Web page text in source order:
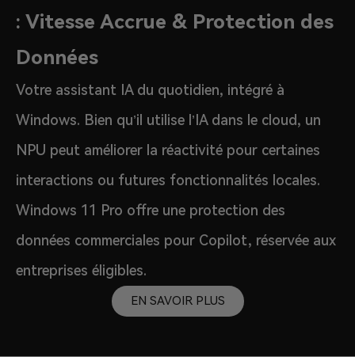
: Vitesse Accrue & Protection des
Données
Votre assistant IA du quotidien, intégré à
Windows. Bien qu’il utilise l’IA dans le cloud, un
NPU peut améliorer la réactivité pour certaines
interactions ou futures fonctionnalités locales.
Windows 11 Pro offre une protection des
données commerciales pour Copilot, réservée aux
entreprises éligibles.
EN SAVOIR PLUS